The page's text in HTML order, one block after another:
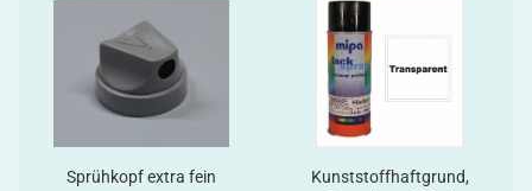
Sprühkopf extra fein
Kunststoffhaftgrund,